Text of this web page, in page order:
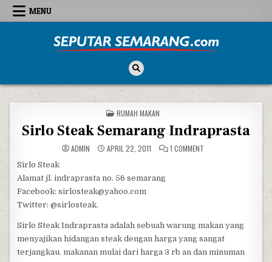
Skip to content
MENU
POSTED IN
RUMAH MAKAN
Sirlo Steak Semarang Indraprasta
ADMIN APRIL 22, 2011 1 COMMENT
Sirlo Steak
Alamat jl. indraprasta no. 56 semarang
Facebook: sirlosteak@yahoo.com
Twitter: @sirlosteak.
Sirlo Steak Indraprasta adalah sebuah warung makan yang
menyajikan hidangan steak dengan harga yang sangat
terjangkau. makanan mulai dari harga 3 rb an dan minuman